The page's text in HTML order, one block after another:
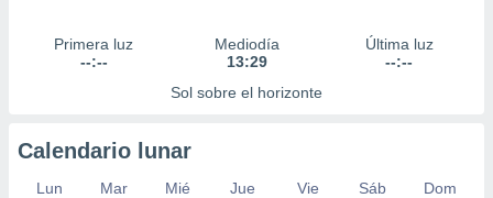
Primera luz
--:--
Mediodía
13:29
Última luz
--:--
Sol sobre el horizonte
Calendario lunar
Lun Mar Mié Jue Vie Sáb
Dom